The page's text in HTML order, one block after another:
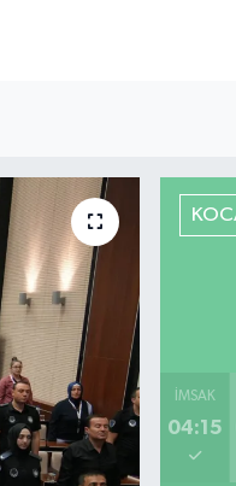
İMSAK
04:15